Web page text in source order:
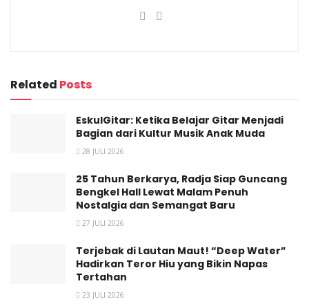
Kunjungan Angga Puradiredja, Indah Wisnuwardhana, Widi
hampir rampung. Kami sudah menentukan setlist dari hasil
tanya di media sosial digabung lagu-lagu pilihan yang
detail seperti desain panggung, visual, lighting, agar sinkron
dengan musiknya.”
Related Posts
EskulGitar: Ketika Belajar Gitar Menjadi
Bagian dari Kultur Musik Anak Muda
28 JULI 2026
25 Tahun Berkarya, Radja Siap Guncang
Bengkel Hall Lewat Malam Penuh
Nostalgia dan Semangat Baru
27 JULI 2026
Terjebak di Lautan Maut! “Deep Water”
Hadirkan Teror Hiu yang Bikin Napas
Tertahan
23 JULI 2026